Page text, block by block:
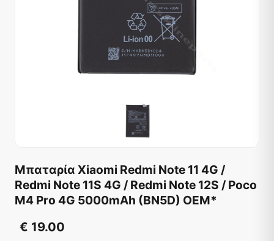
Μπαταρία Xiaomi Redmi Note 11 4G /
Redmi Note 11S 4G / Redmi Note 12S / Poco
M4 Pro 4G 5000mAh (BN5D) OEM*
€ 19.00